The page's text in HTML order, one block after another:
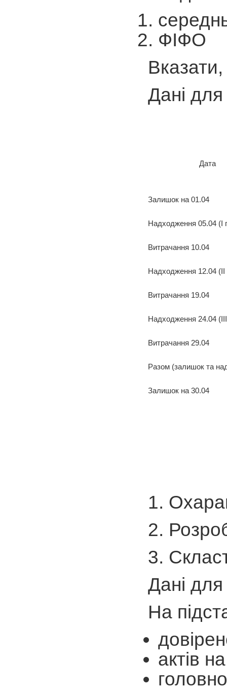
ФІФО
Дані
Дата
Залишок на 01.04
Надходження 05.04 (І
Витрачання 10.04
Надходження 12.04 (ІІ
Витрачання 19.04
Надходження 24.04
Витрачання 29.04
Разом (залишок та
Залишок на 30.04
1.
2.
3.
Дані
На
актів